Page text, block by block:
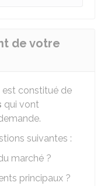
de votre
est constitué de
qui vont
suivantes :
marché ?
principaux ?